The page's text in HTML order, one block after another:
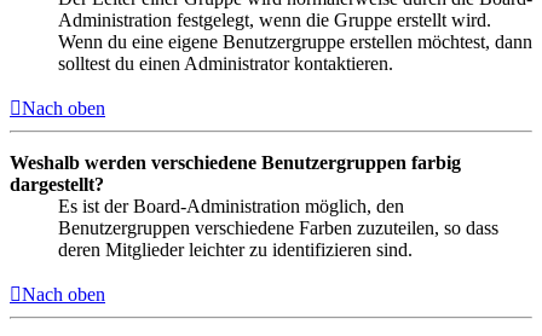
Administration festgelegt, wenn die Gruppe erstellt wird.
Wenn du eine eigene Benutzergruppe erstellen möchtest, dann
solltest du einen Administrator kontaktieren.
Nach oben
Weshalb werden verschiedene Benutzergruppen farbig
dargestellt?
Es ist der Board-Administration möglich, den
Benutzergruppen verschiedene Farben zuzuteilen, so dass
deren Mitglieder leichter zu identifizieren sind.
Nach oben